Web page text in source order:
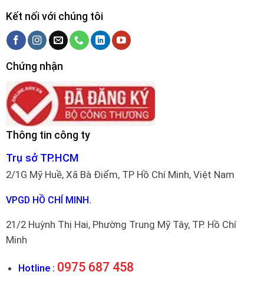
Kết nối với chúng tôi
Chứng nhận
Thông tin công ty
Trụ sở TP.HCM
2/1G Mỹ Huề, Xã Bà Điểm, TP Hồ Chí Minh, Việt Nam
VPGD HỒ CHÍ MINH.
21/2 Huỳnh Thị Hai, Phường Trung Mỹ Tây, TP. Hồ Chí
Minh
Hotline : 0975 687 458